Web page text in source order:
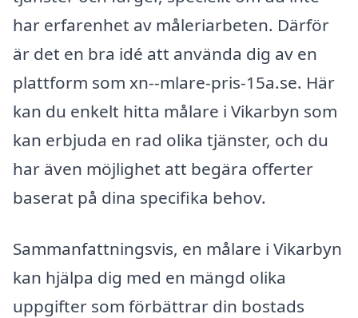
har erfarenhet av måleriarbeten. Därför
är det en bra idé att använda dig av en
plattform som xn--mlare-pris-15a.se. Här
kan du enkelt hitta målare i Vikarbyn som
kan erbjuda en rad olika tjänster, och du
har även möjlighet att begära offerter
baserat på dina specifika behov.
Sammanfattningsvis, en målare i Vikarbyn
kan hjälpa dig med en mängd olika
uppgifter som förbättrar din bostads